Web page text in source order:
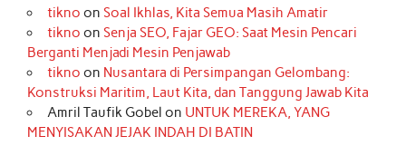
tikno on Soal Ikhlas, Kita Semua Masih Amatir
tikno on Senja SEO, Fajar GEO: Saat Mesin Pencari
Berganti Menjadi Mesin Penjawab
tikno on Nusantara di Persimpangan Gelombang:
Konstruksi Maritim, Laut Kita, dan Tanggung Jawab Kita
Amril Taufik Gobel on UNTUK MEREKA, YANG
MENYISAKAN JEJAK INDAH DI BATIN